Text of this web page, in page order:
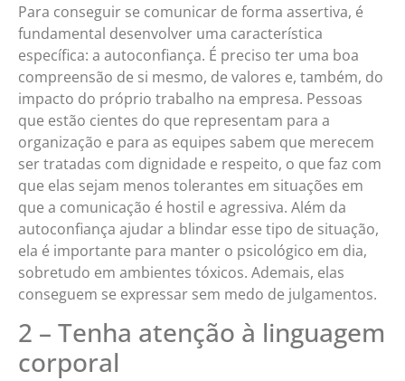
Para conseguir se comunicar de forma assertiva, é
fundamental desenvolver uma característica
específica: a autoconfiança. É preciso ter uma boa
compreensão de si mesmo, de valores e, também, do
impacto do próprio trabalho na empresa. Pessoas
que estão cientes do que representam para a
organização e para as equipes sabem que merecem
ser tratadas com dignidade e respeito, o que faz com
que elas sejam menos tolerantes em situações em
que a comunicação é hostil e agressiva. Além da
autoconfiança ajudar a blindar esse tipo de situação,
ela é importante para manter o psicológico em dia,
sobretudo em ambientes tóxicos. Ademais, elas
conseguem se expressar sem medo de julgamentos.
2 – Tenha atenção à linguagem
corporal